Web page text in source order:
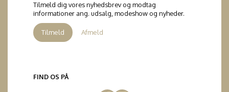
Tilmeld dig vores nyhedsbrev og modtag
informationer ang. udsalg, modeshow og nyheder.
Tilmeld Afmeld
FIND OS PÅ